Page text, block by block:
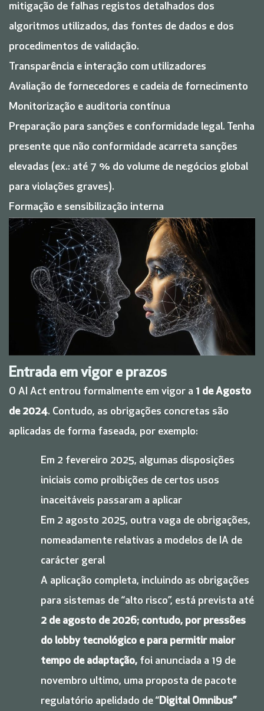
mitigação de falhas registos detalhados dos
algoritmos utilizados, das fontes de dados e dos
procedimentos de validação.
Transparência e interação com utilizadores
Avaliação de fornecedores e cadeia de fornecimento
Monitorização e auditoria contínua
Preparação para sanções e conformidade legal. Tenha
presente que não conformidade acarreta sanções
elevadas (ex.: até 7 % do volume de negócios global
para violações graves).
Formação e sensibilização interna
Entrada em vigor e prazos
O AI Act entrou formalmente em vigor a 1 de Agosto
de 2024. Contudo, as obrigações concretas são
aplicadas de forma faseada, por exemplo:
Em 2 fevereiro 2025, algumas disposições
iniciais como proibições de certos usos
inaceitáveis passaram a aplicar
Em 2 agosto 2025, outra vaga de obrigações,
nomeadamente relativas a modelos de IA de
carácter geral
A aplicação completa, incluindo as obrigações
para sistemas de “alto risco”, está prevista até
2 de agosto de 2026; contudo, por pressões
do lobby tecnológico e para permitir maior
tempo de adaptação, foi anunciada a 19 de
novembro ultimo, uma proposta de pacote
regulatório apelidado de “Digital Omnibus”